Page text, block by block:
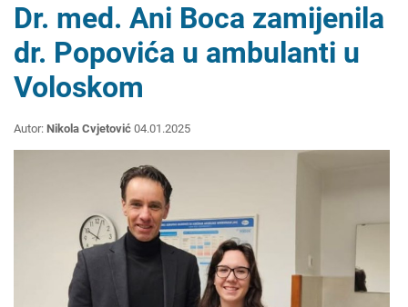
Dr. med. Ani Boca zamijenila
dr. Popovića u ambulanti u
Voloskom
Autor: Nikola Cvjetović 04.01.2025